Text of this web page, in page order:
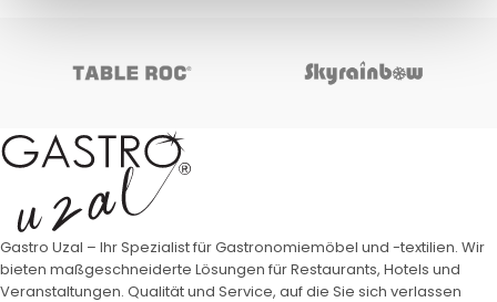
Gastro Uzal – Ihr Spezialist für Gastronomiemöbel und -textilien. Wir
bieten maßgeschneiderte Lösungen für Restaurants, Hotels und
Veranstaltungen. Qualität und Service, auf die Sie sich verlassen